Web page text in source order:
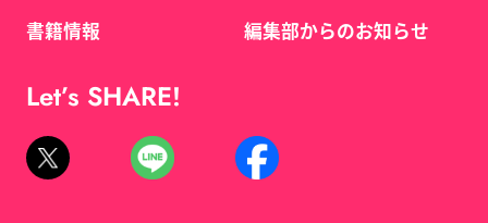
書籍情報
編集部からのお知らせ
Let’s SHARE!